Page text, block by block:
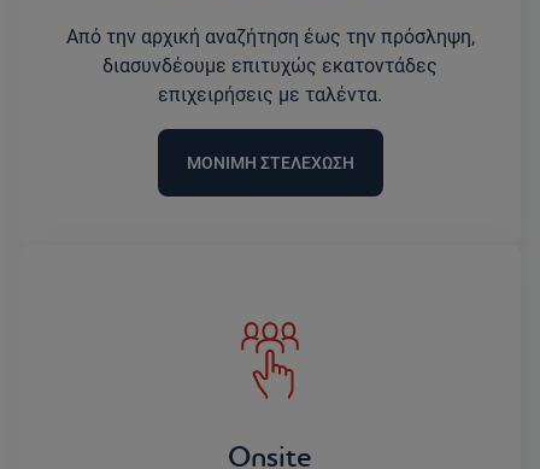
Από την αρχική αναζήτηση έως την πρόσληψη,
διασυνδέουμε επιτυχώς εκατοντάδες
επιχειρήσεις με ταλέντα.
ΜΟΝΙΜΗ ΣΤΕΛΕΧΩΣΗ
Onsite